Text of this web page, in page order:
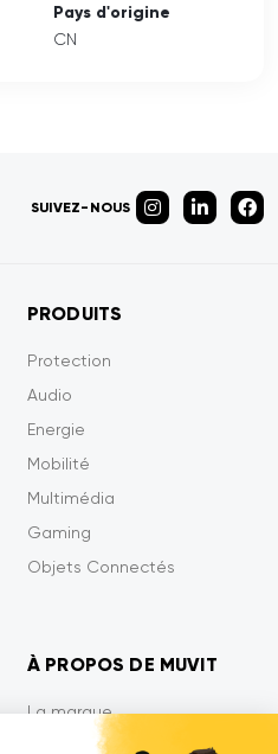
Pays d'origine
CN
SUIVEZ-NOUS
PRODUITS
Protection
Audio
Energie
Mobilité
Multimédia
Gaming
Objets Connectés
À PROPOS DE MUVIT
La marque